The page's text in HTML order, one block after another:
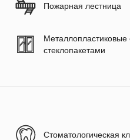
Пожарная лестница
Металлопластиковые
стеклопакетами
Стоматологическая